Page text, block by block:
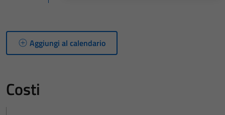
Aggiungi al calendario
Costi